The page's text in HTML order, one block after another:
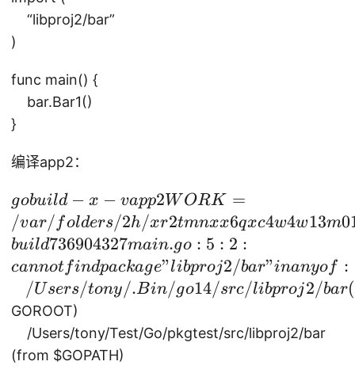
.B
in
o1
4/
sr
f
t
(f
ro
m
“libproj2/bar”
)
func main() {
bar.Bar1()
}
编译app2：
go
b
ui
ld
-v
ap
p2
W
gobuild − x − vapp2WORK =
/var/ folders/2h/xr2tmnxx6qxc4w4w13m
build736904327main.go : 5 : 2 :
cannot findpackage"libproj2/bar"inanyof :
/Users/tony/.Bin/go14/src/libproj2/bar(
GOROOT)
/Users/tony/Test/Go/pkgtest/src/libproj2/bar
(from $GOPATH)